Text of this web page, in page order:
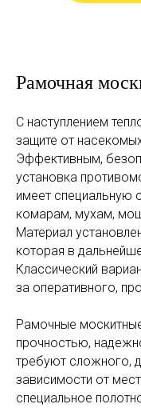
Рамочная
С наступлением
защите от
Эффективным,
установка
имеет специальную
комарам, мухам,
Материал
которая в
Классический
за оперативного,
Рамочные
прочностью,
требуют сложного,
зависимости от
специальное